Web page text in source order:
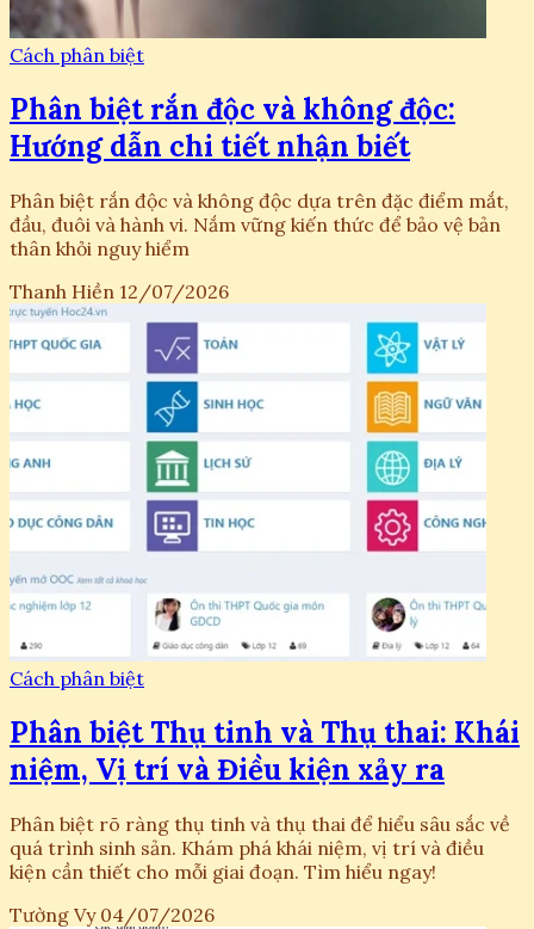
Cách phân biệt
Phân biệt rắn độc và không độc:
Hướng dẫn chi tiết nhận biết
Phân biệt rắn độc và không độc dựa trên đặc điểm mắt,
đầu, đuôi và hành vi. Nắm vững kiến thức để bảo vệ bản
thân khỏi nguy hiểm
Thanh Hiền 12/07/2026
Cách phân biệt
Phân biệt Thụ tinh và Thụ thai: Khái
niệm, Vị trí và Điều kiện xảy ra
Phân biệt rõ ràng thụ tinh và thụ thai để hiểu sâu sắc về
quá trình sinh sản. Khám phá khái niệm, vị trí và điều
kiện cần thiết cho mỗi giai đoạn. Tìm hiểu ngay!
Tường Vy 04/07/2026